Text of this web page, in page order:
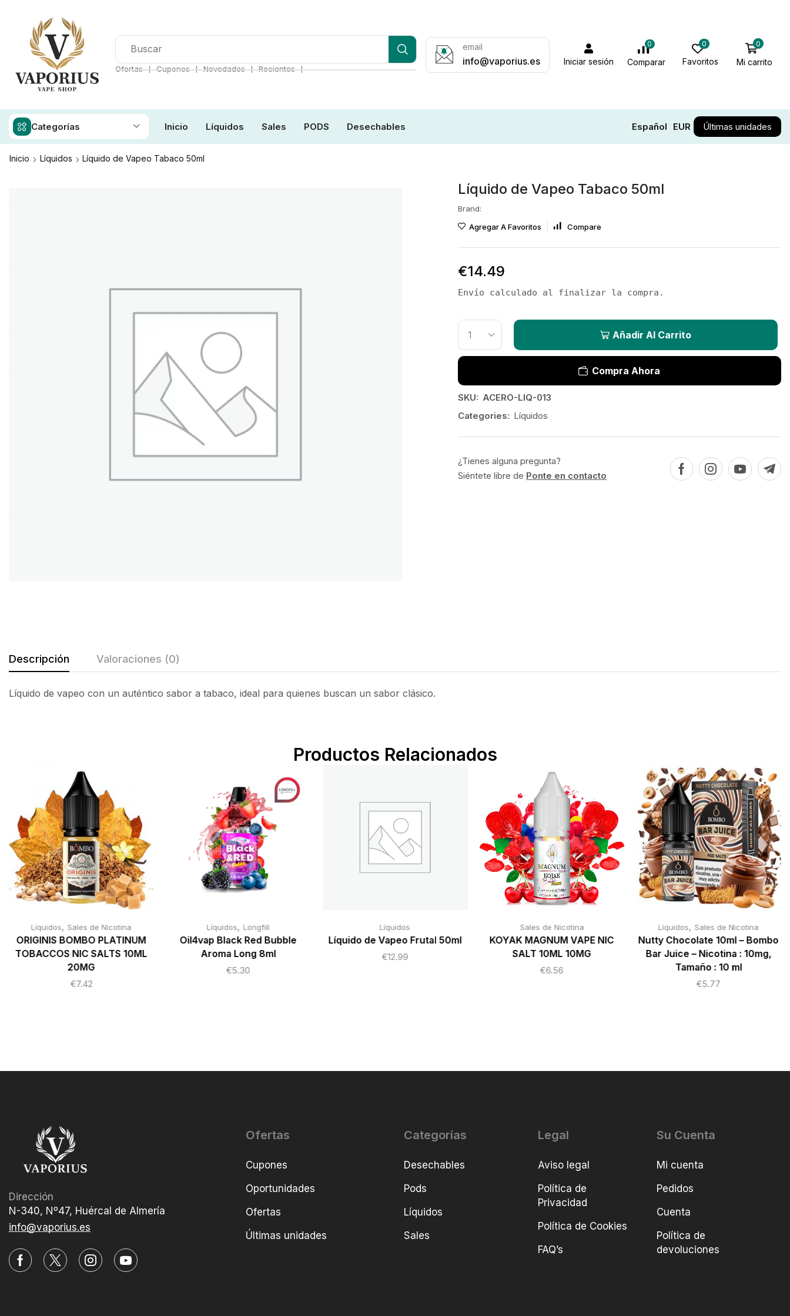
Ofertas ❘ Cupones ❘ Novedades ❘ Recientes ❘
email
info@vaporius.es Iniciar sesión
0
Comparar
0
Favoritos
0
Mi carrito
Categorías Inicio Líquidos Sales PODS Desechables Español EUR Últimas unidades
Inicio Líquidos Líquido de Vapeo Tabaco 50ml
Líquido de Vapeo Tabaco 50ml
Brand:
Agregar A Favoritos
Compare
€14.49
Envío calculado al finalizar la compra.
Añadir Al Carrito
Compra Ahora
SKU: ACERO-LIQ-013
Categories: Líquidos
¿Tienes alguna pregunta?
Siéntete libre de Ponte en contacto
Descripción Valoraciones (0)
Líquido de vapeo con un auténtico sabor a tabaco, ideal para quienes buscan un sabor clásico.
Productos Relacionados
Líquidos, Sales de Nicotina
ORIGINIS BOMBO PLATINUM
TOBACCOS NIC SALTS 10ML
20MG
€7.42
Líquidos, Longfill
Oil4vap Black Red Bubble
Aroma Long 8ml
€5.30
Líquidos
Líquido de Vapeo Frutal 50ml
€12.99
Sales de Nicotina
KOYAK MAGNUM VAPE NIC
SALT 10ML 10MG
€6.56
Líquidos,Sales de Nicotina
Nutty Chocolate 10ml – Bombo
Bar Juice – Nicotina : 10mg,
Tamaño : 10 ml
€5.77
Dirección
N-340, Nº47, Huércal de Almería
info@vaporius.es
Ofertas
Cupones
Oportunidades
Ofertas
Últimas unidades
Categorías
Desechables
Pods
Líquidos
Sales
Legal
Aviso legal
Política de
Privacidad
Política de Cookies
FAQ’s
Su Cuenta
Mi cuenta
Pedidos
Cuenta
Política de
devoluciones